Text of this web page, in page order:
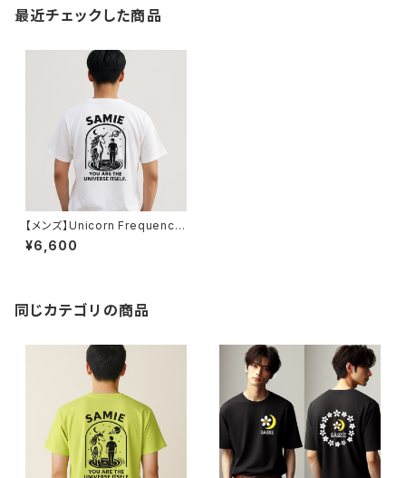
最近チェックした商品
【メンズ】Unicorn Frequency
™ Tシャツ（ホワイト）
¥6,600
同じカテゴリの商品